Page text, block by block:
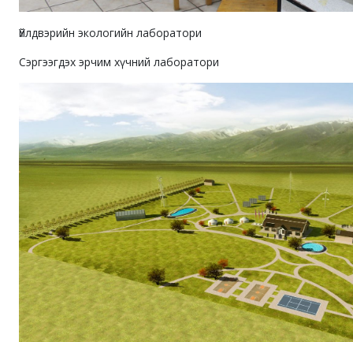
Үйлдвэрийн экологийн лаборатори
Сэргээгдэх эрчим хүчний лаборатори